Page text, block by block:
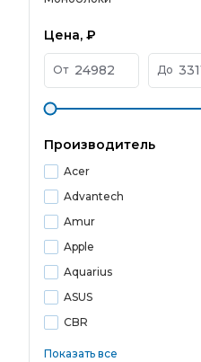
Цена, ₽
От До
Производитель
Acer
Advantech
Amur
Apple
Aquarius
ASUS
CBR
Показать все